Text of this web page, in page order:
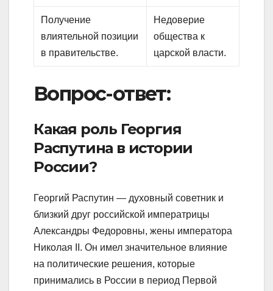
Получение
влиятельной позиции
в правительстве.
Недоверие
общества к
царской власти.
Вопрос-ответ:
Какая роль Георгия
Распутина в истории
России?
Георгий Распутин — духовный советник и
близкий друг российской императрицы
Александры Федоровны, жены императора
Николая II. Он имел значительное влияние
на политические решения, которые
принимались в России в период Первой